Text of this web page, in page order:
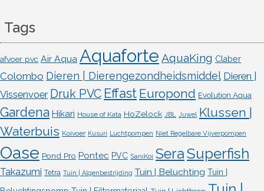
Tags
afvoer pvc Air Aqua Aquaforte AquaKing Claber
Colombo Dieren | Dierengezondheidsmiddel Dieren |
Vissenvoer Druk PVC Effast Europond Evolution Aqua
Gardena Hikari House of Kata HoZelock JBL Juwel Klussen |
Waterbuis Koivoer Kusuri Luchtpompen Niet Regelbare Vijverpompen
Oase Pond Pro Pontec PVC SaniKoi SeraSuperfish
Takazumi Tetra Tuin | Algenbestrijding Tuin | Beluchting Tuin |